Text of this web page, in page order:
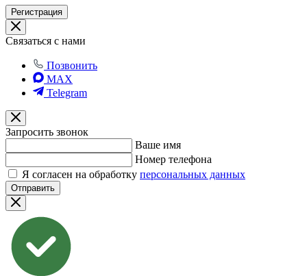
Регистрация
Связаться с нами
Позвонить
MAX
Telegram
Запросить звонок
Ваше имя
Номер телефона
Я согласен на обработку персональных данных
Отправить